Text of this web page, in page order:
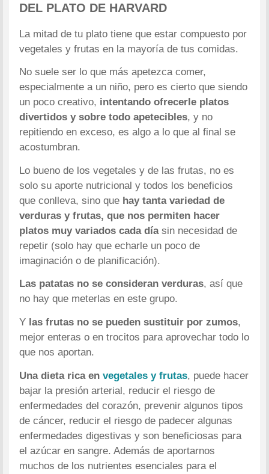
DEL PLATO DE HARVARD
La mitad de tu plato tiene que estar compuesto por
vegetales y frutas en la mayoría de tus comidas.
No suele ser lo que más apetezca comer,
especialmente a un niño, pero es cierto que siendo
un poco creativo, intentando ofrecerle platos
divertidos y sobre todo apetecibles, y no
repitiendo en exceso, es algo a lo que al final se
acostumbran.
Lo bueno de los vegetales y de las frutas, no es
solo su aporte nutricional y todos los beneficios
que conlleva, sino que hay tanta variedad de
verduras y frutas, que nos permiten hacer
platos muy variados cada díasin necesidad de
repetir (solo hay que echarle un poco de
imaginación o de planificación).
Las patatas no se consideran verduras, así que
no hay que meterlas en este grupo.
Y las frutas no se pueden sustituir por zumos,
mejor enteras o en trocitos para aprovechar todo lo
que nos aportan.
Una dieta rica envegetales y frutas, puede hacer
bajar la presión arterial, reducir el riesgo de
enfermedades del corazón, prevenir algunos tipos
de cáncer, reducir el riesgo de padecer algunas
enfermedades digestivas y son beneficiosas para
el azúcar en sangre. Además de aportarnos
muchos de los nutrientes esenciales para el